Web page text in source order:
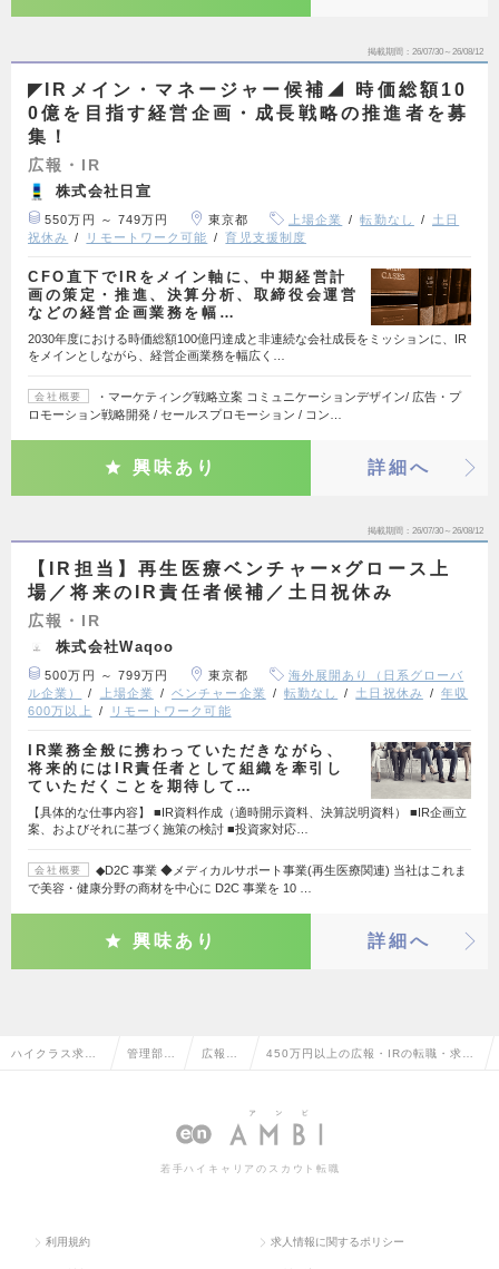
掲載期間 26/07/30～26/08/12
◤IRメイン・マネージャー候補◢ 時価総額10
0億を目指す経営企画・成長戦略の推進者を募
集！
広報・IR
株式会社日宣
550万円 ～ 749万円 東京都 上場企業 転勤なし
土日
祝休み
リモートワーク可能 育児支援制度
CFO直下でIRをメイン軸に、中期経営計
画の策定・推進、決算分析、取締役会運営
などの経営企画業務を幅…
2030年度における時価総額100億円達成と非連続な会社成長をミッションに、IR
をメインとしながら、経営企画業務を幅広く…
会社概要
・マーケティング戦略立案 コミュニケーションデザイン/ 広告・プ
ロモーション戦略開発 / セールスプロモーション / コン…
興味あり 詳細へ
掲載期間 26/07/30～26/08/12
【IR担当】再生医療ベンチャー×グロース上
場／将来のIR責任者候補／土日祝休み
広報・IR
株式会社Waqoo
500万円 ～ 799万円 東京都
海外展開あり（日系グローバ
ル企業）
上場企業 ベンチャー企業 転勤なし 土日祝休み
年収
600万以上
リモートワーク可能
IR業務全般に携わっていただきながら、
将来的にはIR責任者として組織を牽引し
ていただくことを期待して…
【具体的な仕事内容】 ■IR資料作成（適時開示資料、決算説明資料） ■IR企画立
案、およびそれに基づく施策の検討 ■投資家対応…
会社概要
◆D2C 事業 ◆メディカルサポート事業(再生医療関連) 当社はこれま
で美容・健康分野の商材を中心に D2C 事業を 10 …
興味あり 詳細へ
ハイクラス求人 管理部門 広報・I 450万円以上の広報・IRの転職・求人
若手ハイキャリアのスカウト転職
利用規約 求人情報に関するポリシー